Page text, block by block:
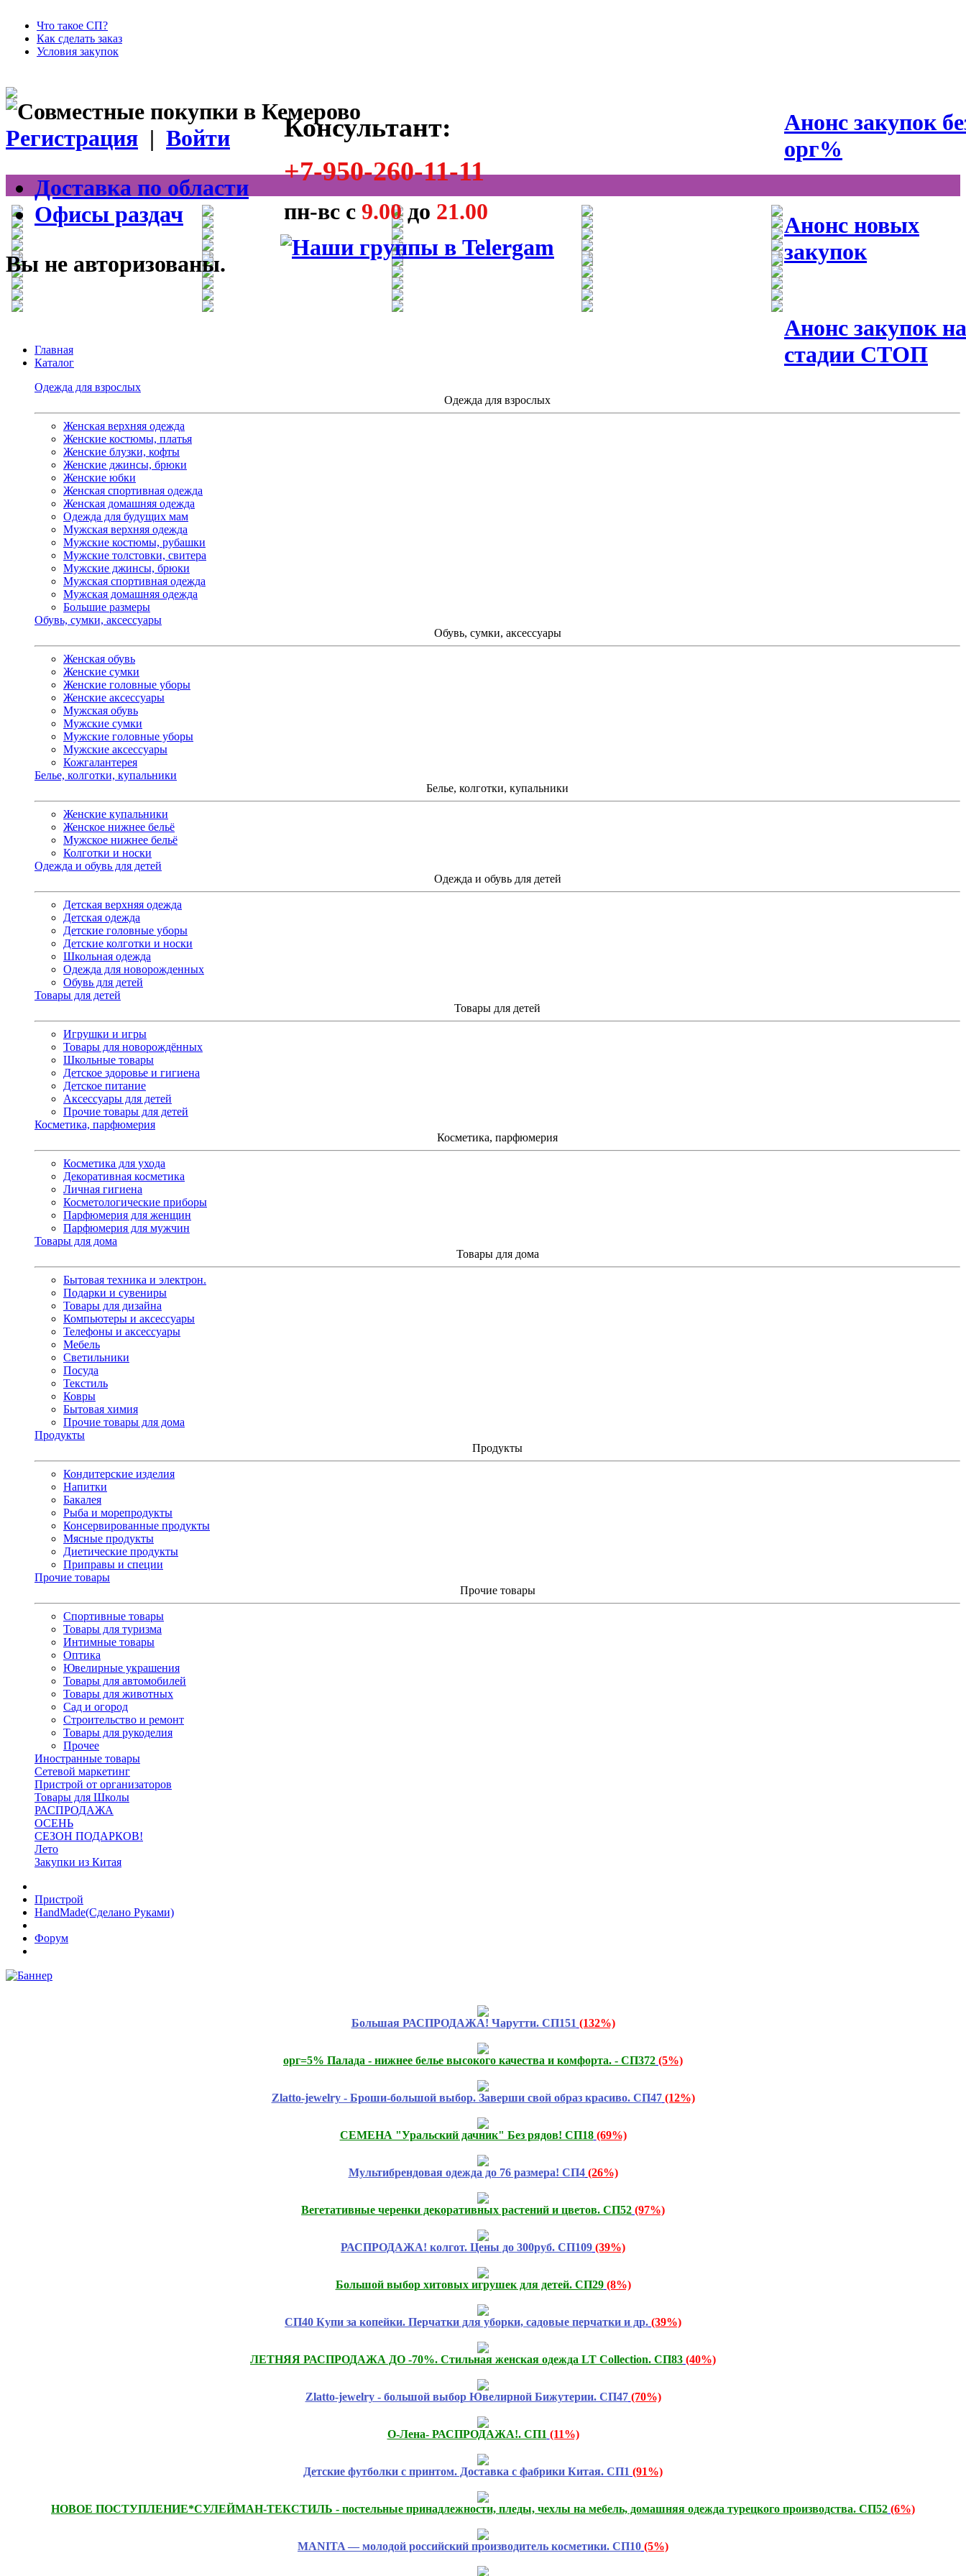
Что такое СП?
Как сделать заказ
Условия закупок
Анонс закупок
орг%
Анонс новых
закупок
Анонс закупок на
стадии СТОП
Консультант:
+7-950-260-11-11
пн-вс с 9.00до 21.00
Регистрация | Войти
Доставка по области
Офисы раздач
Вы не авторизованы.
Главная
Каталог
Одежда для взрослых
Одежда для взрослых
Женская верхняя одежда
Женские костюмы, платья
Женские блузки, кофты
Женские джинсы, брюки
Женские юбки
Женская спортивная одежда
Женская домашняя одежда
Одежда для будущих мам
Мужская верхняя одежда
Мужские костюмы, рубашки
Мужские толстовки, свитера
Мужские джинсы, брюки
Мужская спортивная одежда
Мужская домашняя одежда
Большие размеры
Обувь, сумки, аксессуары
Обувь, сумки, аксессуары
Женская обувь
Женские сумки
Женские головные уборы
Женские аксессуары
Мужская обувь
Мужские сумки
Мужские головные уборы
Мужские аксессуары
Кожгалантерея
Белье, колготки, купальники
Белье, колготки, купальники
Женские купальники
Женское нижнее бельё
Мужское нижнее бельё
Колготки и носки
Одежда и обувь для детей
Одежда и обувь для детей
Детская верхняя одежда
Детская одежда
Детские головные уборы
Детские колготки и носки
Школьная одежда
Одежда для новорожденных
Обувь для детей
Товары для детей
Товары для детей
Игрушки и игры
Товары для новорождённых
Школьные товары
Детское здоровье и гигиена
Детское питание
Аксессуары для детей
Прочие товары для детей
Косметика, парфюмерия
Косметика, парфюмерия
Косметика для ухода
Декоративная косметика
Личная гигиена
Косметологические приборы
Парфюмерия для женщин
Парфюмерия для мужчин
Товары для дома
Товары для дома
Бытовая техника и электрон.
Подарки и сувениры
Товары для дизайна
Компьютеры и аксессуары
Телефоны и аксессуары
Мебель
Светильники
Посуда
Текстиль
Ковры
Бытовая химия
Прочие товары для дома
Продукты
Продукты
Кондитерские изделия
Напитки
Бакалея
Рыба и морепродукты
Консервированные продукты
Мясные продукты
Диетические продукты
Приправы и специи
Прочие товары
Прочие товары
Спортивные товары
Товары для туризма
Интимные товары
Оптика
Ювелирные украшения
Товары для автомобилей
Товары для животных
Сад и огород
Строительство и ремонт
Товары для рукоделия
Прочее
Иностранные товары
Сетевой маркетинг
Пристрой от организаторов
Товары для Школы
РАСПРОДАЖА
ОСЕНЬ
СЕЗОН ПОДАРКОВ!
Лето
Закупки из Китая
Пристрой
HandMade(Сделано Руками)
Форум
Большая РАСПРОДАЖА! Чарутти. СП151 (132%)
орг=5% Палада - нижнее белье высокого качества и комфорта. - СП372 (5%)
Zlatto-jewelry - Броши-большой выбор. Заверши свой образ красиво. СП47 (12%)
СЕМЕНА "Уральский дачник" Без рядов! СП18 (69%)
Мультибрендовая одежда до 76 размера! СП4 (26%)
Вегетативные черенки декоративных растений и цветов. СП52 (97%)
РАСПРОДАЖА! колгот. Цены до 300руб. СП109 (39%)
Большой выбор хитовых игрушек для детей. СП29 (8%)
СП40 Купи за копейки. Перчатки для уборки, садовые перчатки и др. (39%)
ЛЕТНЯЯ РАСПРОДАЖА ДО -70%. Стильная женская одежда LT Collection. СП83 (40%)
Zlatto-jewelry - большой выбор Ювелирной Бижутерии. СП47 (70%)
О-Лена- РАСПРОДАЖА!. СП1 (11%)
Детские футболки с принтом. Доставка с фабрики Китая. СП1 (91%)
НОВОЕ ПОСТУПЛЕНИЕ*СУЛЕЙМАН-ТЕКСТИЛЬ - постельные принадлежности, пледы, чехлы на мебель, домашняя одежда турецкого производства. СП52 (6%)
MANITA — молодой российский производитель косметики. СП10 (5%)